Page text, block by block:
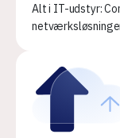
Alt i IT-udstyr: